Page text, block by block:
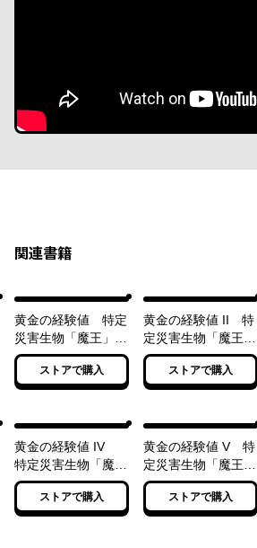
関連書籍
黄金の経験値 特定
災害生物「魔王」降
臨タイムアタック
ストアで購入
黄金の経験値 II 特
定災害生物「魔王」
進撃マルチプレイ
ストアで購入
黄金の経験値 IV
特定災害生物「魔
王」配下融合アルケ
ストアで購入
黄金の経験値 V 特
定災害生物「魔王」
災厄激突ソロレイド
ストアで購入